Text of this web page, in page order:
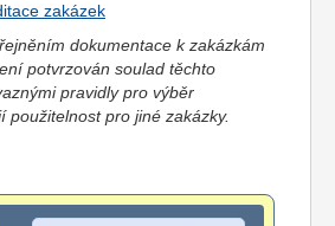
zakázek
dokumentace k zakázkám
potvrzován soulad těchto
pravidly pro výběr
použitelnost pro jiné zakázky.